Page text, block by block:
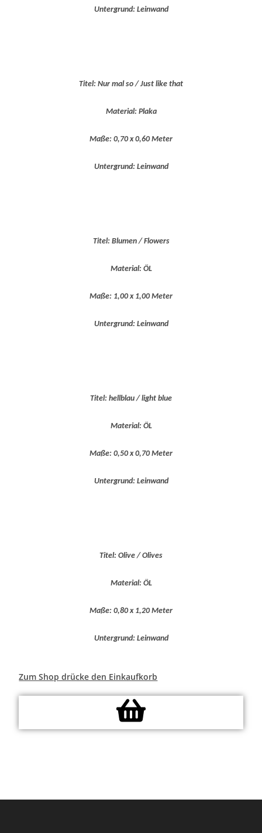
Untergrund: Leinwand
Titel: Nur mal so / Just like that
Material: Plaka
Maße: 0,70 x 0,60 Meter
Untergrund: Leinwand
Titel: Blumen / Flowers
Material: ÖL
Maße: 1,00 x 1,00 Meter
Untergrund: Leinwand
Titel: hellblau / light blue
Material: ÖL
Maße: 0,50 x 0,70 Meter
Untergrund: Leinwand
Titel: Olive / Olives
Material: ÖL
Maße: 0,80 x 1,20 Meter
Untergrund: Leinwand
Zum Shop drücke den Einkaufkorb